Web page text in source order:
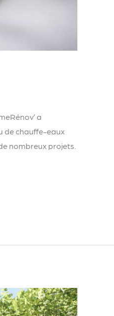
a
de chauffe-eaux
nombreux projets.